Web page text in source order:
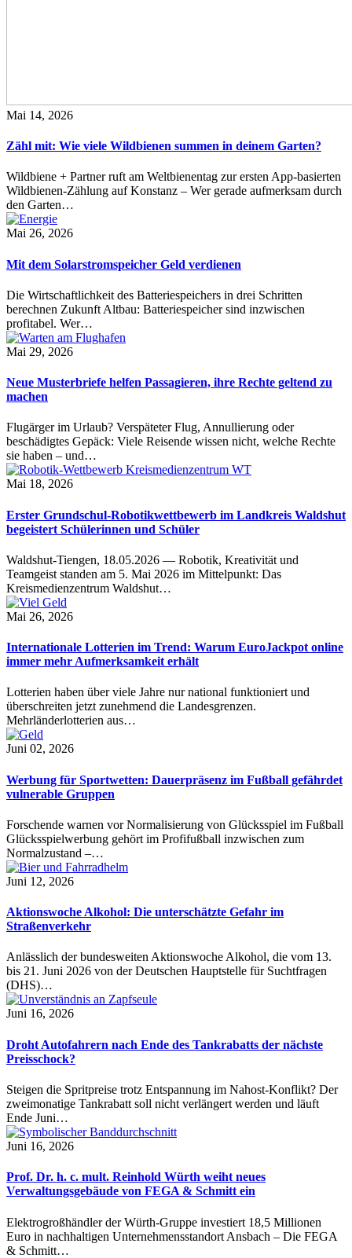
Mai 14, 2026
Zähl mit: Wie viele Wildbienen summen in deinem Garten?
Wildbiene + Partner ruft am Weltbienentag zur ersten App-basierten
Wildbienen-Zählung auf Konstanz – Wer gerade aufmerksam durch
den Garten…
Mai 26, 2026
Mit dem Solarstromspeicher Geld verdienen
Die Wirtschaftlichkeit des Batteriespeichers in drei Schritten
berechnen Zukunft Altbau: Batteriespeicher sind inzwischen
profitabel. Wer…
Mai 29, 2026
Neue Musterbriefe helfen Passagieren, ihre Rechte geltend zu
machen
Flugärger im Urlaub? Verspäteter Flug, Annullierung oder
beschädigtes Gepäck: Viele Reisende wissen nicht, welche Rechte
sie haben – und…
Mai 18, 2026
Erster Grundschul-Robotikwettbewerb im Landkreis Waldshut
begeistert Schülerinnen und Schüler
Waldshut-Tiengen, 18.05.2026 — Robotik, Kreativität und
Teamgeist standen am 5. Mai 2026 im Mittelpunkt: Das
Kreismedienzentrum Waldshut…
Mai 26, 2026
Internationale Lotterien im Trend: Warum EuroJackpot online
immer mehr Aufmerksamkeit erhält
Lotterien haben über viele Jahre nur national funktioniert und
überschreiten jetzt zunehmend die Landesgrenzen.
Mehrländerlotterien aus…
Juni 02, 2026
Werbung für Sportwetten: Dauerpräsenz im Fußball gefährdet
vulnerable Gruppen
Forschende warnen vor Normalisierung von Glücksspiel im Fußball
Glücksspielwerbung gehört im Profifußball inzwischen zum
Normalzustand –…
Juni 12, 2026
Aktionswoche Alkohol: Die unterschätzte Gefahr im
Straßenverkehr
Anlässlich der bundesweiten Aktionswoche Alkohol, die vom 13.
bis 21. Juni 2026 von der Deutschen Hauptstelle für Suchtfragen
(DHS)…
Juni 16, 2026
Droht Autofahrern nach Ende des Tankrabatts der nächste
Preisschock?
Steigen die Spritpreise trotz Entspannung im Nahost-Konflikt? Der
zweimonatige Tankrabatt soll nicht verlängert werden und läuft
Ende Juni…
Juni 16, 2026
Prof. Dr. h. c. mult. Reinhold Würth weiht neues
Verwaltungsgebäude von FEGA & Schmitt ein
Elektrogroßhändler der Würth-Gruppe investiert 18,5 Millionen
Euro in nachhaltigen Unternehmensstandort Ansbach – Die FEGA
& Schmitt…